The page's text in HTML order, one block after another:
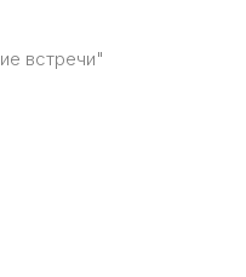
встречи"